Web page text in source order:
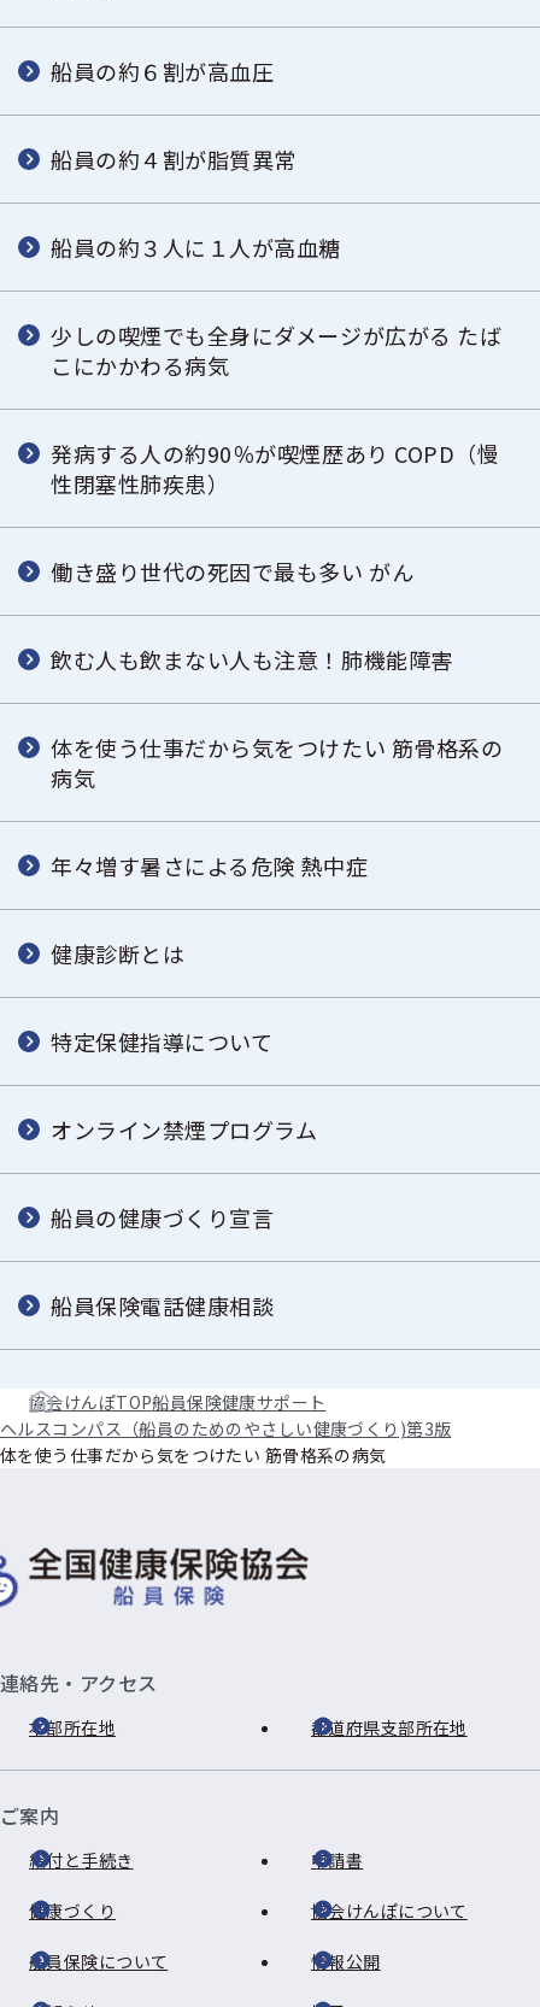
船員の約６割が高血圧
船員の約４割が脂質異常
船員の約３人に１人が高血糖
少しの喫煙でも全身にダメージが広がる たば
こにかかわる病気
発病する人の約90％が喫煙歴あり COPD（慢
性閉塞性肺疾患）
働き盛り世代の死因で最も多い がん
飲む人も飲まない人も注意！肺機能障害
体を使う仕事だから気をつけたい 筋骨格系の
病気
年々増す暑さによる危険 熱中症
健康診断とは
特定保健指導について
オンライン禁煙プログラム
船員の健康づくり宣言
船員保険電話健康相談
協会けんぽTOP船員保険健康サポート
ヘルスコンパス（船員のためのやさしい健康づくり)第3版
体を使う仕事だから気をつけたい 筋骨格系の病気
連絡先・アクセス
本部所在地 都道府県支部所在地
ご案内
給付と手続き 申請書
健康づくり 協会けんぽについて
船員保険について 情報公開